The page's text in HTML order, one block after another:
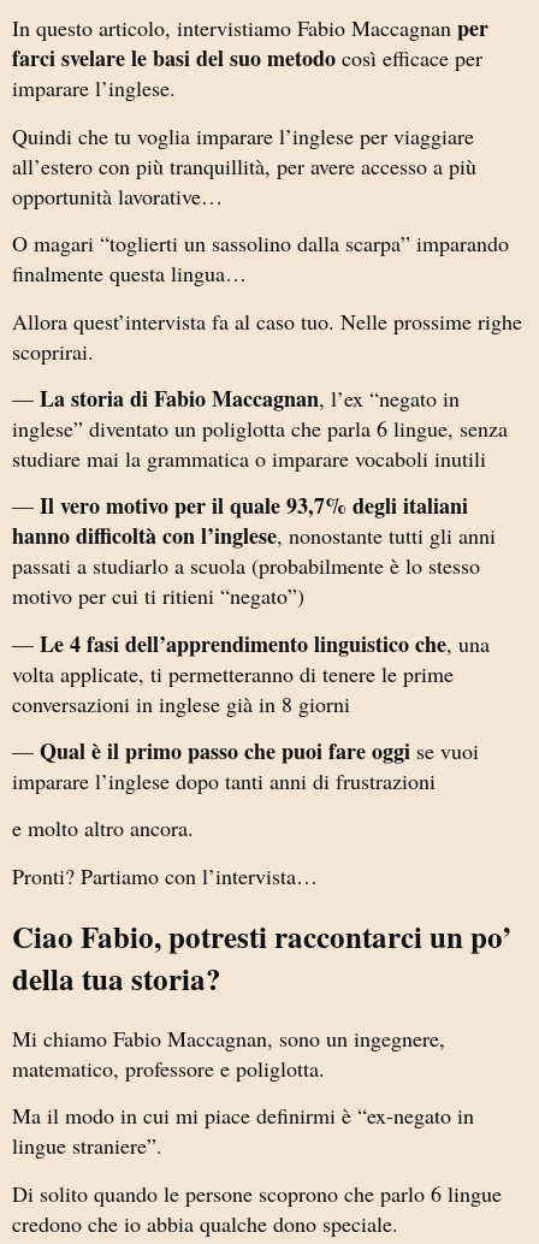
In questo articolo, intervistiamo Fabio Maccagnan per
farci svelare le basi del suo metodo così efficace per
imparare l’inglese.
Quindi che tu voglia imparare l’inglese per viaggiare
all’estero con più tranquillità, per avere accesso a più
opportunità lavorative…
O magari “toglierti un sassolino dalla scarpa” imparando
finalmente questa lingua…
Allora quest’intervista fa al caso tuo. Nelle prossime righe
scoprirai.
— La storia di Fabio Maccagnan, l’ex “negato in
inglese” diventato un poliglotta che parla 6 lingue, senza
studiare mai la grammatica o imparare vocaboli inutili
— Il vero motivo per il quale 93,7% degli italiani
hanno difficoltà con l’inglese, nonostante tutti gli anni
passati a studiarlo a scuola (probabilmente è lo stesso
motivo per cui ti ritieni “negato”)
— Le 4 fasi dell’apprendimento linguistico che, una
volta applicate, ti permetteranno di tenere le prime
conversazioni in inglese già in 8 giorni
— Qual è il primo passo che puoi fare oggi se vuoi
imparare l’inglese dopo tanti anni di frustrazioni
e molto altro ancora.
Pronti? Partiamo con l’intervista…
Ciao Fabio, potresti raccontarci un po’
della tua storia?
Mi chiamo Fabio Maccagnan, sono un ingegnere,
matematico, professore e poliglotta.
Ma il modo in cui mi piace definirmi è “ex-negato in
lingue straniere”.
Di solito quando le persone scoprono che parlo 6 lingue
credono che io abbia qualche dono speciale.